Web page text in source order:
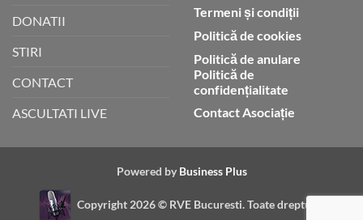
DONATII
STIRI
CONTACT
ASCULTATI LIVE
Termeni și condiții
Politică de cookies
Politică de anulare
Politică de
confidențialitate
Contact Asociație
Powered by Business Plus
Copyright 2026 © RVE Bucuresti. Toate drepturile